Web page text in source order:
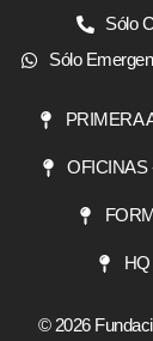
Sólo
Sólo
PRIMERA
OFICINAS
© 2026